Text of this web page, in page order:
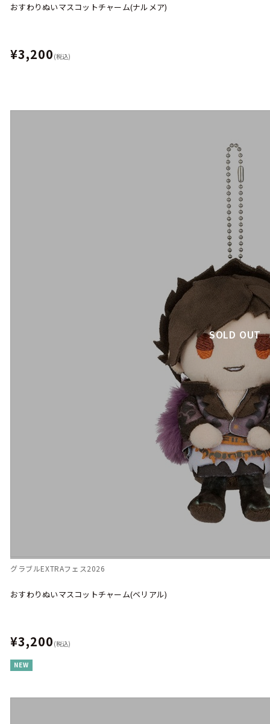
おすわりぬいマスコットチャーム(ナルメア)
¥3,200 (税込)
SOLD OUT
グラブルEXTRAフェス2026
おすわりぬいマスコットチャーム(ベリアル)
¥3,200 (税込)
NEW